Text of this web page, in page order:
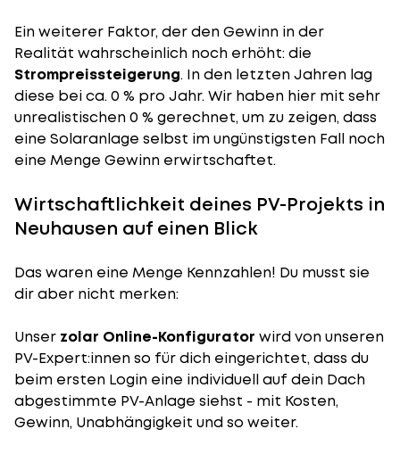
Ein weiterer Faktor, der den Gewinn in der
Realität wahrscheinlich noch erhöht: die
Strompreissteigerung. In den letzten Jahren lag
diese bei ca. 0 % pro Jahr. Wir haben hier mit sehr
unrealistischen 0 % gerechnet, um zu zeigen, dass
eine Solaranlage selbst im ungünstigsten Fall noch
eine Menge Gewinn erwirtschaftet.
Wirtschaftlichkeit deines PV-Projekts in
Neuhausen auf einen Blick
Das waren eine Menge Kennzahlen! Du musst sie
dir aber nicht merken:
Unser zolar Online-Konfigurator wird von unseren
PV-Expert:innen so für dich eingerichtet, dass du
beim ersten Login eine individuell auf dein Dach
abgestimmte PV-Anlage siehst - mit Kosten,
Gewinn, Unabhängigkeit und so weiter.